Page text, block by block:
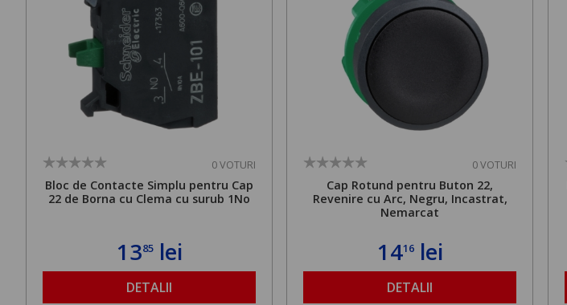
0 VOTURI
Bloc de Contacte Simplu pentru Cap
22 de Borna cu Clema cu surub 1No
1385lei
DETALII
0 VOTURI
Cap Rotund pentru Buton 22,
Revenire cu Arc, Negru, Incastrat,
Nemarcat
1416lei
DETALII